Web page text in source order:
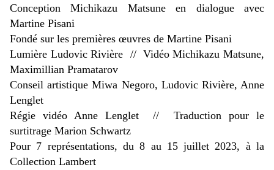
Conception Michikazu Matsune en dialogue avec
Martine Pisani
Fondé sur les premières œuvres de Martine Pisani
Lumière Ludovic Rivière // Vidéo Michikazu Matsune,
Maximillian Pramatarov
Conseil artistique Miwa Negoro, Ludovic Rivière, Anne
Lenglet
Régie vidéo Anne Lenglet // Traduction pour le
surtitrage Marion Schwartz
Pour 7 représentations, du 8 au 15 juillet 2023, à la
Collection Lambert